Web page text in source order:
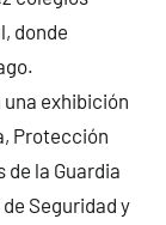
donde
exhibición
Protección
de la Guardia
Seguridad y